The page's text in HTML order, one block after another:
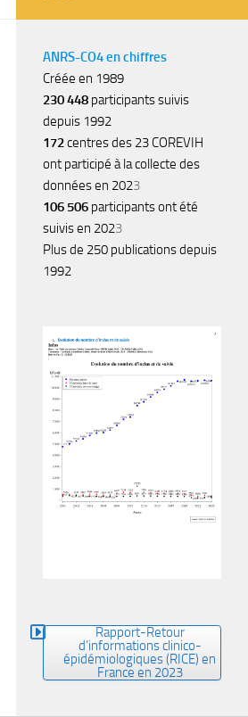
ANRS-CO4 en chiffres
Créée en 1989
230 448 participants suivis
depuis 1992
172centres des 23 COREVIH
ont participé à la collecte des
données en 2023
106 506 participants ont été
suivis en 2023
Plus de 250 publications depuis
1992
Rapport-Retour
d’informations clinico-
épidémiologiques (RICE) en
France en 2023